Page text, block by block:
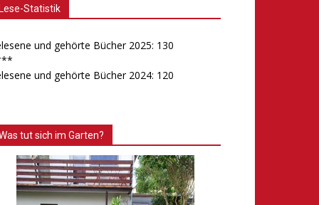
Lese-Statistik
und gehörte Bücher 2025: 130
und gehörte Bücher 2024: 120
tut sich im Garten?